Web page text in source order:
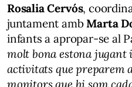
Rosalia Cervós,
juntament amb Marta
infants a apropar-se al
molt bona estona jugant
activitats que preparem
monitors que hi som